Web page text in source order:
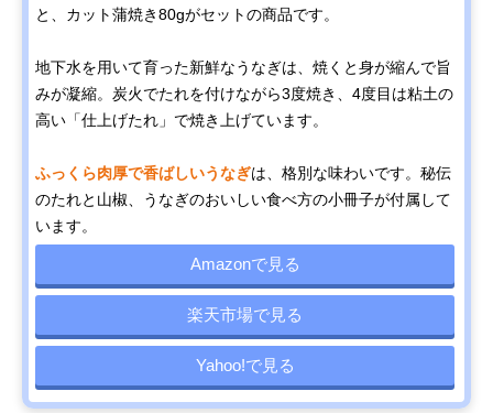
と、カット蒲焼き80gがセットの商品です。
地下水を用いて育った新鮮なうなぎは、焼くと身が縮んで旨
みが凝縮。炭火でたれを付けながら3度焼き、4度目は粘土の
高い「仕上げたれ」で焼き上げています。
ふっくら肉厚で香ばしいうなぎは、格別な味わいです。秘伝
のたれと山椒、うなぎのおいしい食べ方の小冊子が付属して
います。
Amazonで見る
楽天市場で見る
Yahoo!で見る